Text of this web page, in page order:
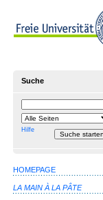
Suche
Hilfe
HOMEPAGE
LA MAIN À LA PÂTE